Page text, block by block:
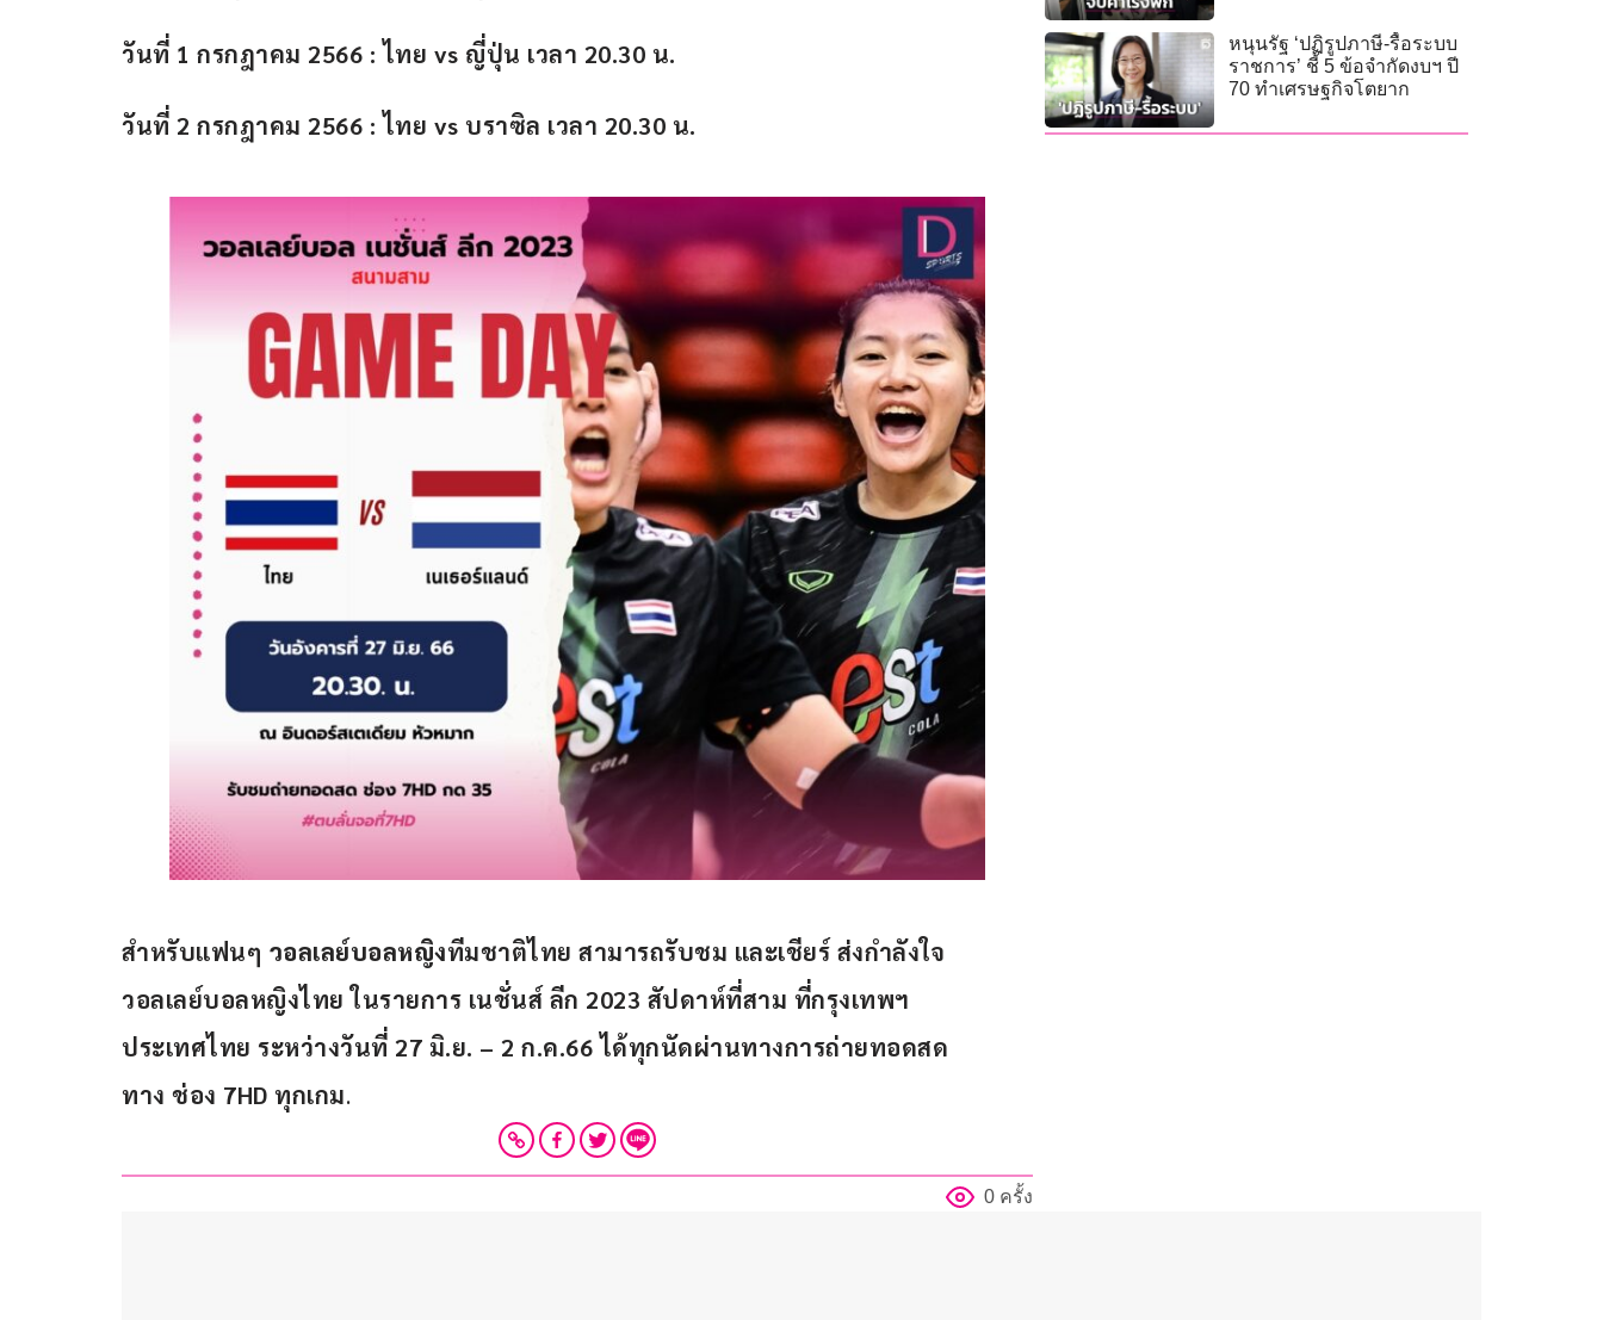
วันที่ 1 กรกฎาคม 2566 : ไทย vs ญี่ปุ่น เวลา 20.30 น.
วันที่ 2 กรกฎาคม 2566 : ไทย vs บราซิล เวลา 20.30 น.
สำหรับแฟนๆ วอลเลย์บอลหญิงทีมชาติไทย สามารถรับชม และเชียร์ ส่งกำลังใจ
วอลเลย์บอลหญิงไทย ในรายการ เนชั่นส์ ลีก 2023 สัปดาห์ที่สาม ที่กรุงเทพฯ
ประเทศไทย ระหว่างวันที่ 27 มิ.ย. – 2 ก.ค.66 ได้ทุกนัดผ่านทางการถ่ายทอดสด
ทาง ช่อง 7HD ทุกเกม.
0 ครั้ง
หนุนรัฐ ‘ปฏิรูปภาษี-รื้อระบบ
ราชการ’ ชี้ 5 ข้อจำกัดงบฯ ปี
70 ทำเศรษฐกิจโตยาก